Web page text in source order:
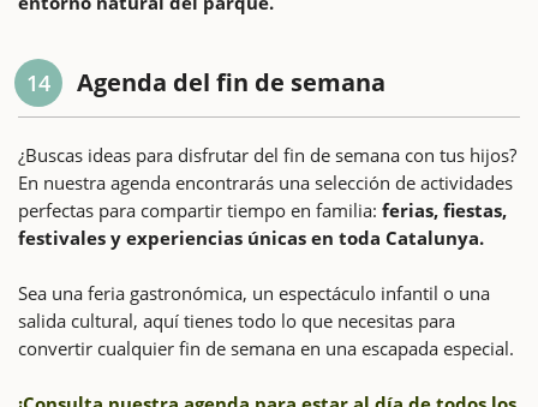
14 Agenda del fin de semana
¿Buscas ideas para disfrutar del fin de semana con tus hijos?
En nuestra agenda encontrarás una selección de actividades
perfectas para compartir tiempo en familia: ferias, fiestas,
festivales y experiencias únicas en toda Catalunya.
Sea una feria gastronómica, un espectáculo infantil o una
salida cultural, aquí tienes todo lo que necesitas para
convertir cualquier fin de semana en una escapada especial.